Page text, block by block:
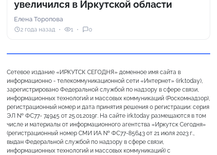
увеличился в Иркутской области
Елена Торопова
2 года назад 1 0
Сетевое издание «ИРКУТСК СЕГОДНЯ» доменное имя сайта в
информационно - телекоммуникационной сети «Интернет» (irk.today),
зарегистрировано Федеральной службой по надзору в сфере связи,
информационных технологий и массовых коммуникаций (Роскомнадзор),
регистрационный номер и дата принятия решения о регистрации: серия
ЭЛ № ФС77- 74945 от 25.01.2019г. На сайте irk.today размещаются в том
числе и материалы от информационного агентства «Иркутск Сегодня»
(регистрационный номер СМИ ИА № ФС77-85643 от 21 июля 2023 г.,
выдан Федеральной службой по надзору в сфере связи,
информационных технологий и массовых коммуникаций) с